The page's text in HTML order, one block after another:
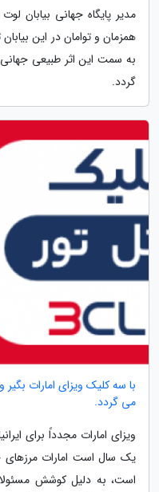
مدیر پایگاه جهانی بیابان
همزمان و توامان در این
به سمت این اثر طبیعی
گردد.
با سه کلیک ویزای امارات بگیر
می گردد.
ویزای امارات مجدداً برای
یک سال است امارات
است، به دلیل کوشش